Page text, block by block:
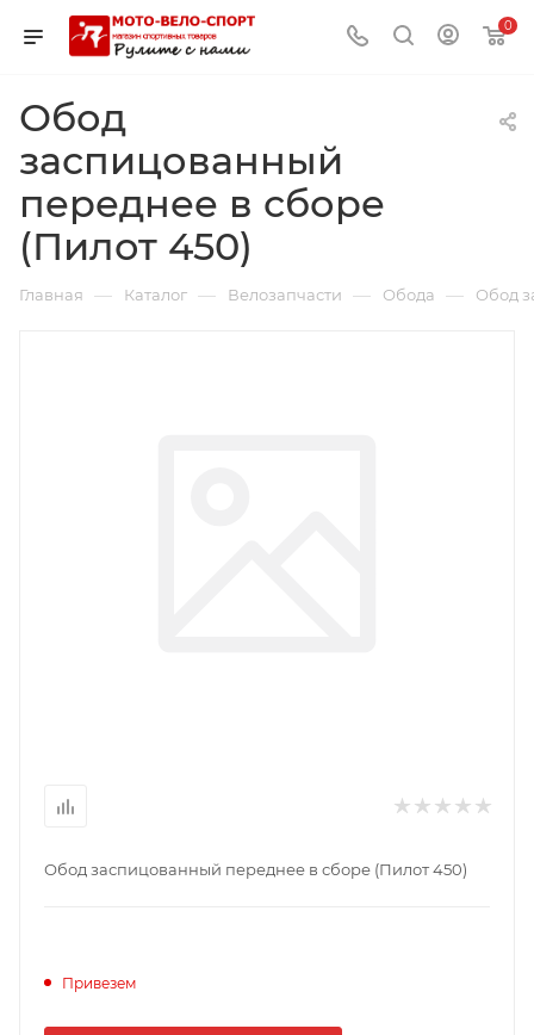
0
Обод
заспицованный
переднее в сборе
(Пилот 450)
Главная — Каталог — Велозапчасти — Обода — Обод
Обод заспицованный переднее в сборе (Пилот 450)
Привезем